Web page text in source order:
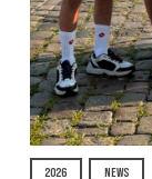
2026 NEWS